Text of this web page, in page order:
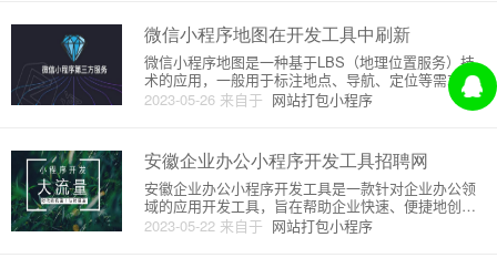
也就是说，当我们在开
微信小程序地图在开发工具中刷新
2023-05-26 来自于 网站打包小程序
微信小程序地图是一种基于LBS（地理位置服务）技
术的应用，一般用于标注地点、导航、定位等需求，
而在开发和调试时，如何刷新地图是一个很重要的问
题。本文将结合微信小程序开发工具，对刷新地图的
小程序中，通过API调用
安徽企业办公小程序开发工具招聘网
2023-05-22 来自于 网站打包小程序
安徽企业办公小程序开发工具是一款针对企业办公领
域的应用开发工具，旨在帮助企业快速、便捷地创建
符合自身需求的小程序。该开发工具主要涉及到以下
几个方面：一、开发工具平台介绍安徽企业办公小程